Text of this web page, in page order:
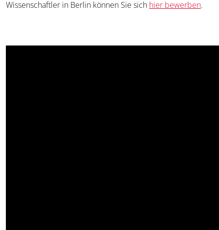
Wissenschaftler in Berlin können Sie sich hier bewerben.